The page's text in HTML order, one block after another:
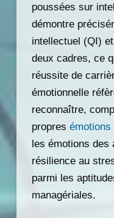
poussées sur
démontre
intellectuel (QI)
deux cadres, ce
réussite de
émotionnelle
reconnaître,
propres émotions
les émotions des
résilience au
parmi les
managériales.